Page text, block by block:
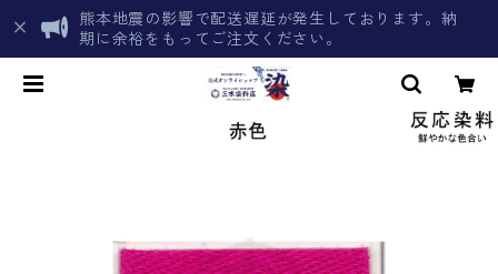
熊本地震の影響で配送遅延が発生しております。納
期に余裕をもってご注文ください。